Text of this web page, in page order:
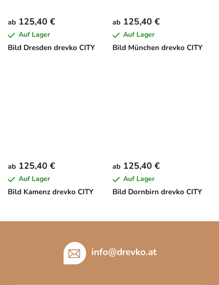
Bild Dresden drevko CITY
ab 125,40 €
Auf Lager
Bild München drevko CITY
ab 125,40 €
Auf Lager
Bild Kamenz drevko CITY
ab 125,40 €
Auf Lager
Bild Dornbirn drevko CITY
ab 125,40 €
Auf Lager
info@drevko.at